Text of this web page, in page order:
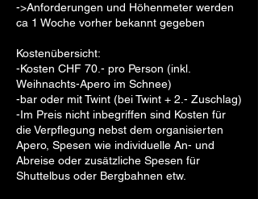
->Anforderungen und Höhenmeter werden
ca 1 Woche vorher bekannt gegeben
Kostenübersicht:
-Kosten CHF 70.- pro Person (inkl.
Weihnachts-Apero im Schnee)
-bar oder mit Twint (bei Twint + 2.- Zuschlag)
-Im Preis nicht inbegriffen sind Kosten für
die Verpflegung nebst dem organisierten
Apero, Spesen wie individuelle An- und
Abreise oder zusätzliche Spesen für
Shuttelbus oder Bergbahnen etw.